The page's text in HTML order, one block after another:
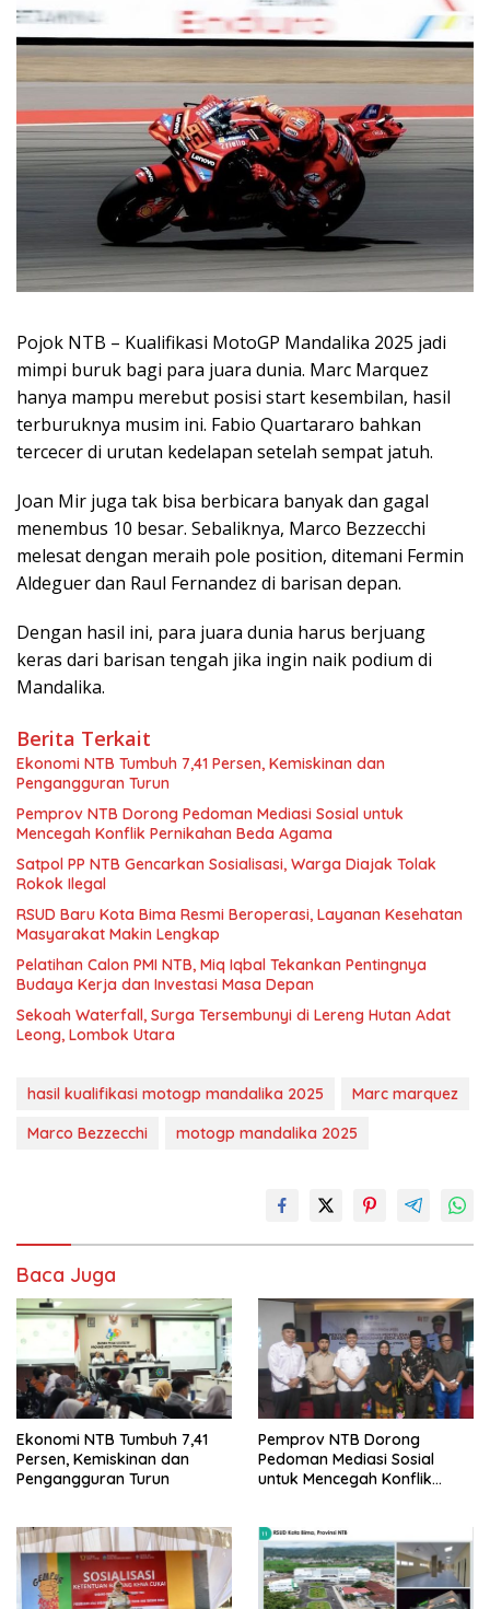
Pojok NTB – Kualifikasi MotoGP Mandalika 2025 jadi
mimpi buruk bagi para juara dunia. Marc Marquez
hanya mampu merebut posisi start kesembilan, hasil
terburuknya musim ini. Fabio Quartararo bahkan
tercecer di urutan kedelapan setelah sempat jatuh.
Joan Mir juga tak bisa berbicara banyak dan gagal
menembus 10 besar. Sebaliknya, Marco Bezzecchi
melesat dengan meraih pole position, ditemani Fermin
Aldeguer dan Raul Fernandez di barisan depan.
Dengan hasil ini, para juara dunia harus berjuang
keras dari barisan tengah jika ingin naik podium di
Mandalika.
Berita Terkait
Ekonomi NTB Tumbuh 7,41 Persen, Kemiskinan dan
Pengangguran Turun
Pemprov NTB Dorong Pedoman Mediasi Sosial untuk
Mencegah Konflik Pernikahan Beda Agama
Satpol PP NTB Gencarkan Sosialisasi, Warga Diajak Tolak
Rokok Ilegal
RSUD Baru Kota Bima Resmi Beroperasi, Layanan Kesehatan
Masyarakat Makin Lengkap
Pelatihan Calon PMI NTB, Miq Iqbal Tekankan Pentingnya
Budaya Kerja dan Investasi Masa Depan
Sekoah Waterfall, Surga Tersembunyi di Lereng Hutan Adat
Leong, Lombok Utara
hasil kualifikasi motogp mandalika 2025
Marc marquez
Marco Bezzecchi
motogp mandalika 2025
Baca Juga
Ekonomi NTB Tumbuh 7,41
Persen, Kemiskinan dan
Pengangguran Turun
Pemprov NTB Dorong
Pedoman Mediasi Sosial
untuk Mencegah Konflik